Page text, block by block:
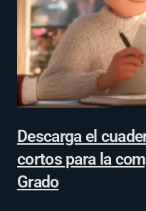
Descarga el
cortos para la
Grado